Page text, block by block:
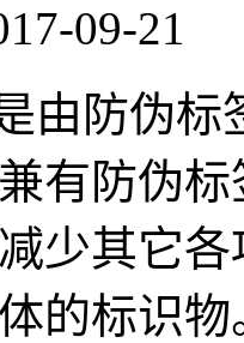
09-21
由防伪
有防伪
少其它
的标识物